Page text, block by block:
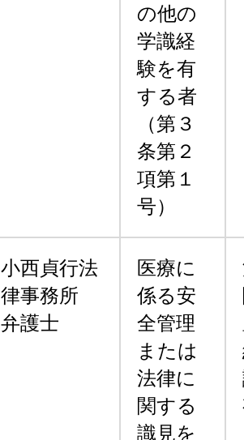
の他の
学識経
験を有
する者
（第３
条第２
項第１
号）
小西貞行法
律事務所
弁護士
医療に
係る安
全管理
または
法律に
関する
識見を